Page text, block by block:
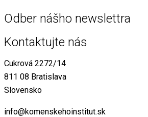
Odber nášho newslettra
Kontaktujte nás
Cukrová 2272/14
811 08 Bratislava
Slovensko
info@komenskehoinstitut.sk